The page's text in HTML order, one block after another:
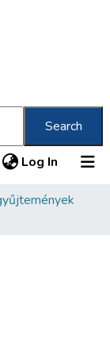
Search
Log In (current)